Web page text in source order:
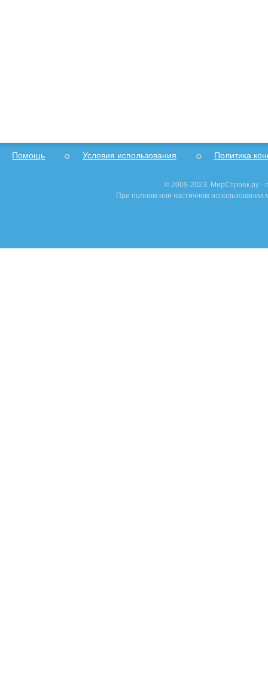
Помощь Условия использования Политика
© 2009-2023, МирСтроек.ру -
При полном или частичном использовании